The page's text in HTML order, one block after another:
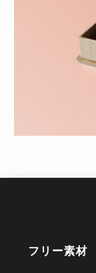
フリー素材